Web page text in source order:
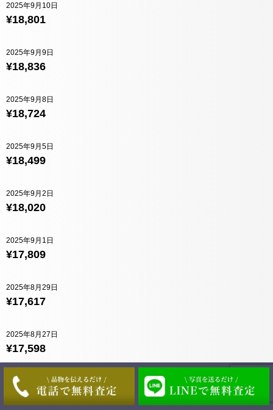
¥18,801
2025年9月10日
¥18,836
2025年9月9日
¥18,724
2025年9月8日
¥18,499
2025年9月5日
¥18,020
2025年9月2日
¥17,809
2025年9月1日
¥17,617
2025年8月29日
¥17,598
2025年8月27日
¥17,493
2025年8月26日